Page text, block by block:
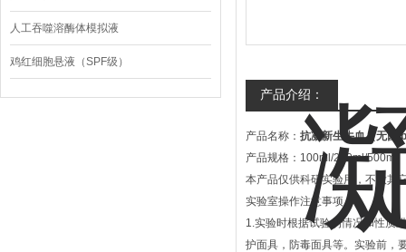
人工吞噬溶酶体模拟液
鸡红细胞悬液（SPF级）
产品介绍：
产品名称： 抗凝新生牛血（无菌
产品规格：100ml/200ml/500ml
本产品仅供科研实验用，不做其
实验室操作注意事项：
1.实验时根据试验的情况和性质
护面具，防毒面具等。实验前，